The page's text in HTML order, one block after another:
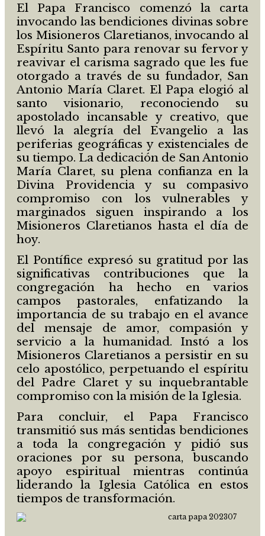
El Papa Francisco comenzó la carta
invocando las bendiciones divinas sobre
los Misioneros Claretianos, invocando al
Espíritu Santo para renovar su fervor y
reavivar el carisma sagrado que les fue
otorgado a través de su fundador, San
Antonio María Claret. El Papa elogió al
santo visionario, reconociendo su
apostolado incansable y creativo, que
llevó la alegría del Evangelio a las
periferias geográficas y existenciales de
su tiempo. La dedicación de San Antonio
María Claret, su plena confianza en la
Divina Providencia y su compasivo
compromiso con los vulnerables y
marginados siguen inspirando a los
Misioneros Claretianos hasta el día de
hoy.
El Pontífice expresó su gratitud por las
significativas contribuciones que la
congregación ha hecho en varios
campos pastorales, enfatizando la
importancia de su trabajo en el avance
del mensaje de amor, compasión y
servicio a la humanidad. Instó a los
Misioneros Claretianos a persistir en su
celo apostólico, perpetuando el espíritu
del Padre Claret y su inquebrantable
compromiso con la misión de la Iglesia.
Para concluir, el Papa Francisco
transmitió sus más sentidas bendiciones
a toda la congregación y pidió sus
oraciones por su persona, buscando
apoyo espiritual mientras continúa
liderando la Iglesia Católica en estos
tiempos de transformación.